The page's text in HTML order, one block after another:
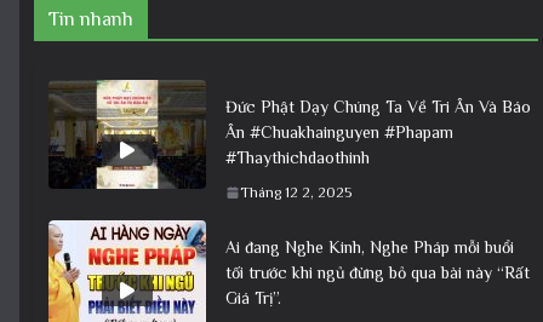
Tin nhanh
Đức Phật Dạy Chúng Ta Về Tri Ân Và Báo
Ân #Chuakhainguyen #Phapam
#Thaythichdaothinh
Tháng 12 2, 2025
Ai đang Nghe Kinh, Nghe Pháp mỗi buổi
tối trước khi ngủ đừng bỏ qua bài này “Rất
Giá Trị”.